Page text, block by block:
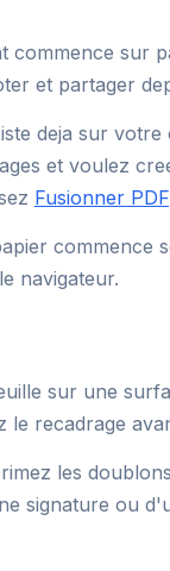
commence sur
et partager
deja sur
et voulez
Fusionner PDF
commence
navigateur.
sur une
recadrage
les
signature ou